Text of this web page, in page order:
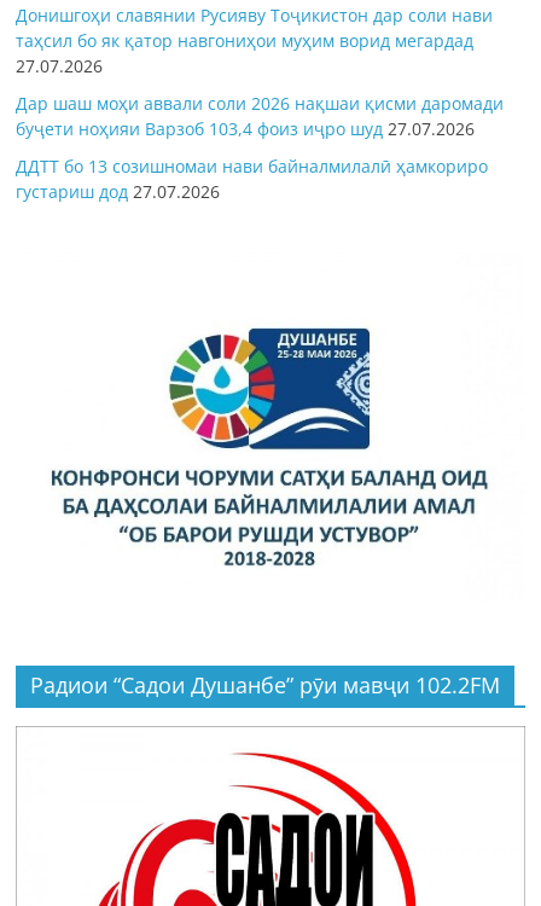
Донишгоҳи славянии Русияву Тоҷикистон дар соли нави
таҳсил бо як қатор навгониҳои муҳим ворид мегардад
27.07.2026
Дар шаш моҳи аввали соли 2026 нақшаи қисми даромади
буҷети ноҳияи Варзоб 103,4 фоиз иҷро шуд 27.07.2026
ДДТТ бо 13 созишномаи нави байналмилалӣ ҳамкориро
густариш дод 27.07.2026
Радиои “Садои Душанбе” рӯи мавҷи 102.2FM